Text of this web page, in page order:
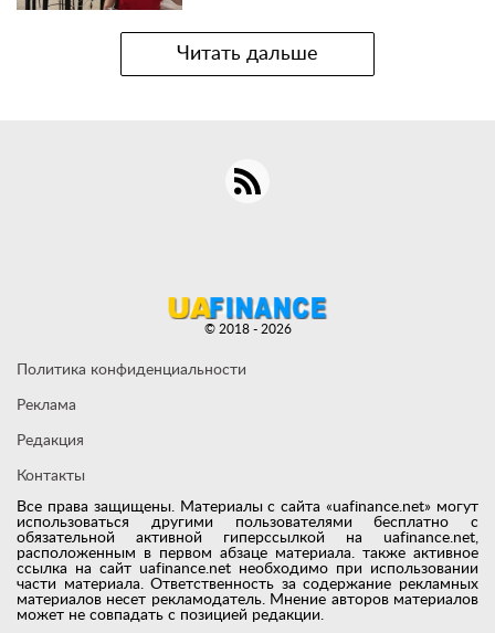
Читать дальше
Все права защищены. Материалы с сайта «uafinance.net» могут
использоваться другими пользователями бесплатно с
обязательной активной гиперссылкой на uafinance.net,
расположенным в первом абзаце материала. также активное
ссылка на сайт uafinance.net необходимо при использовании
части материала. Ответственность за содержание рекламных
материалов несет рекламодатель. Мнение авторов материалов
может не совпадать с позицией редакции.
Политика конфиденциальности
Реклама
Редакция
Контакты
© 2018 - 2026